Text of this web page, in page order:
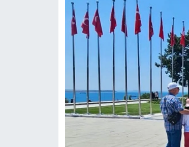
Yerel Haberler
Haber Arşivi